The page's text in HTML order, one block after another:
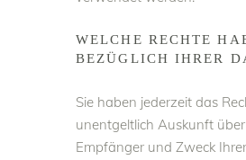
WELCHE RECHTE
BEZÜGLICH IHRER
Sie haben jederzeit das
unentgeltlich Auskunft
Empfänger und Zweck Ihrer